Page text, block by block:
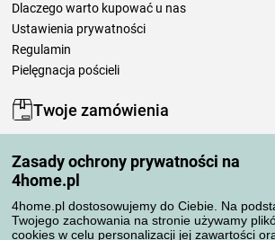
Zasady ochrony prywatności na
4home.pl
4home.pl dostosowujemy do Ciebie. Na
Twojego zachowania na stronie używamy
cookies w celu personalizacji jej zawartości
Dlaczego warto kupować u nas
Ustawienia prywatności
Regulamin
Pielęgnacja pościeli
Twoje zamówienia
Moje zamówienia
Reklamacje
Odstąpienie od umowy
Zasady przetwarzania recenzji